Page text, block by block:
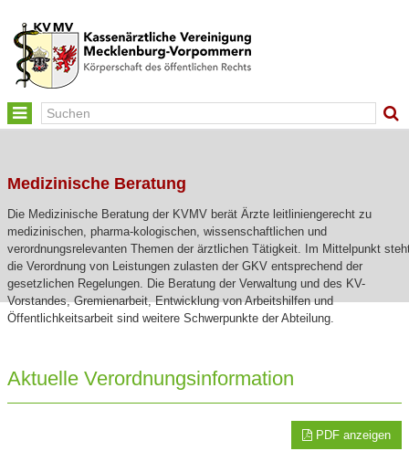
Toggle
navigation
Medizinische Beratung
Die Medizinische Beratung der KVMV berät Ärzte leitliniengerecht zu
medizinischen, pharma-kologischen, wissenschaftlichen und
verordnungsrelevanten Themen der ärztlichen Tätigkeit. Im Mittelpunkt
die Verordnung von Leistungen zulasten der GKV entsprechend der
gesetzlichen Regelungen. Die Beratung der Verwaltung und des KV-
Vorstandes, Gremienarbeit, Entwicklung von Arbeitshilfen und
Öffentlichkeitsarbeit sind weitere Schwerpunkte der Abteilung.
Aktuelle Verordnungsinformation
PDF anzeigen